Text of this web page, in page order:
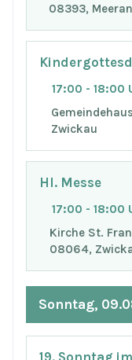
08393,
17:00 - 18:00
Zwickau
Hl. Messe
17:00 - 18:00
Kirche St.
08064,
Sonntag,